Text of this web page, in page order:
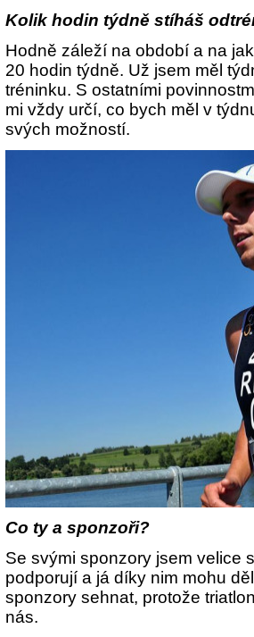
Kolik hodin týdně stíháš
Hodně záleží na období a na
20 hodin týdně. Už jsem měl
tréninku. S ostatními
mi vždy určí, co bych měl v
svých možností.
Co ty a sponzoři?
Se svými sponzory jsem velice
podporují a já díky nim mohu
sponzory sehnat, protože
nás.